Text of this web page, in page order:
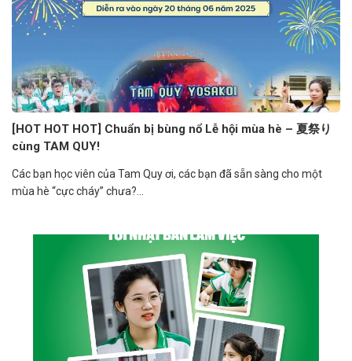
[HOT HOT HOT] Chuẩn bị bùng nổ Lễ hội mùa hè – 夏祭り
cùng TAM QUY!
Các bạn học viên của Tam Quy ơi, các bạn đã sẵn sàng cho một
mùa hè “cực cháy” chưa?...